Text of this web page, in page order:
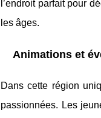
l’endroit parfait pour
les âges.
Animations et
Dans cette région
passionnées. Les